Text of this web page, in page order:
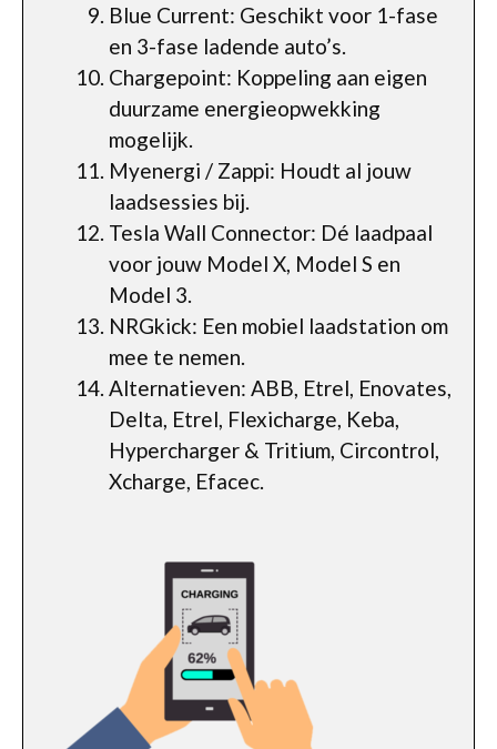
Blue Current: Geschikt voor 1-fase
en 3-fase ladende auto’s.
Chargepoint: Koppeling aan eigen
duurzame energieopwekking
mogelijk.
Myenergi / Zappi: Houdt al jouw
laadsessies bij.
Tesla Wall Connector: Dé laadpaal
voor jouw Model X, Model S en
Model 3.
NRGkick: Een mobiel laadstation om
mee te nemen.
Alternatieven: ABB, Etrel, Enovates,
Delta, Etrel, Flexicharge, Keba,
Hypercharger & Tritium, Circontrol,
Xcharge, Efacec.